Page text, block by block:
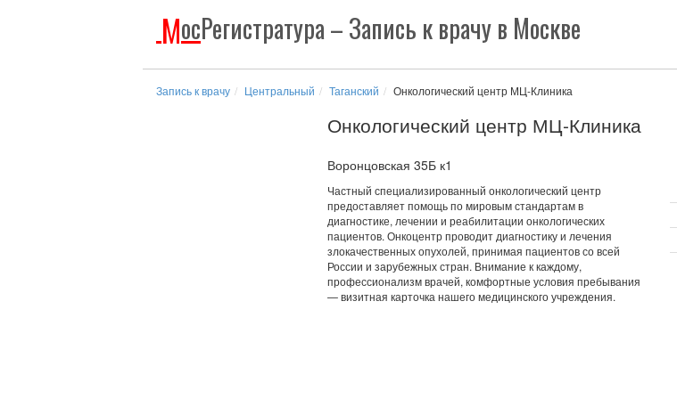
МосРегистратура– Запись к врачу в Москве
Запись к врачу Центральный Таганский Онкологический центр МЦ-Клиника
Онкологический центр МЦ-Клиника
Воронцовская 35Б к1
Частный специализированный онкологический центр
предоставляет помощь по мировым стандартам в
диагностике, лечении и реабилитации онкологических
пациентов. Онкоцентр проводит диагностику и лечения
злокачественных опухолей, принимая пациентов со всей
России и зарубежных стран. Внимание к каждому,
профессионализм врачей, комфортные условия пребывания
— визитная карточка нашего медицинского учреждения.